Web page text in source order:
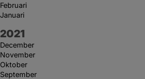
Februari
Januari
År:
2021
December
November
Oktober
September